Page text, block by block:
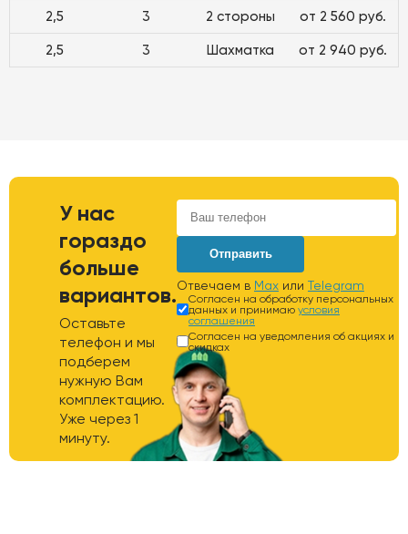
2,5 3 2 стороны от 2 560 руб.
2,5 3 Шахматка от 2 940 руб.
У нас
гораздо
больше
вариантов.
Оставьте
телефон и мы
подберем
нужную Вам
комплектацию.
Уже через 1
минуту.
Отправить
Отвечаем в Max или Telegram
Согласен на обработку персональных
данных и принимаю условия
соглашения
Согласен на уведомления об акциях и
скидках